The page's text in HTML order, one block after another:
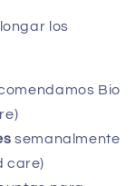
los
Bio
semanalmente
care)